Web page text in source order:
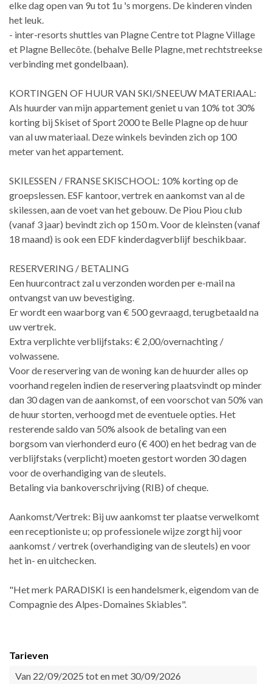
elke dag open van 9u tot 1u 's morgens. De kinderen vinden
het leuk.
- inter-resorts shuttles van Plagne Centre tot Plagne Village
et Plagne Bellecôte. (behalve Belle Plagne, met rechtstreekse
verbinding met gondelbaan).
KORTINGEN OF HUUR VAN SKI/SNEEUW MATERIAAL:
Als huurder van mijn appartement geniet u van 10% tot 30%
korting bij Skiset of Sport 2000 te Belle Plagne op de huur
van al uw materiaal. Deze winkels bevinden zich op 100
meter van het appartement.
SKILESSEN / FRANSE SKISCHOOL: 10% korting op de
groepslessen. ESF kantoor, vertrek en aankomst van al de
skilessen, aan de voet van het gebouw. De Piou Piou club
(vanaf 3 jaar) bevindt zich op 150 m. Voor de kleinsten (vanaf
18 maand) is ook een EDF kinderdagverblijf beschikbaar.
RESERVERING / BETALING
Een huurcontract zal u verzonden worden per e-mail na
ontvangst van uw bevestiging.
Er wordt een waarborg van € 500 gevraagd, terugbetaald na
uw vertrek.
Extra verplichte verblijfstaks: € 2,00/overnachting /
volwassene.
Voor de reservering van de woning kan de huurder alles op
voorhand regelen indien de reservering plaatsvindt op minder
dan 30 dagen van de aankomst, of een voorschot van 50% van
de huur storten, verhoogd met de eventuele opties. Het
resterende saldo van 50% alsook de betaling van een
borgsom van vierhonderd euro (€ 400) en het bedrag van de
verblijfstaks (verplicht) moeten gestort worden 30 dagen
voor de overhandiging van de sleutels.
Betaling via bankoverschrijving (RIB) of cheque.
Aankomst/Vertrek: Bij uw aankomst ter plaatse verwelkomt
een receptioniste u; op professionele wijze zorgt hij voor
aankomst / vertrek (overhandiging van de sleutels) en voor
het in- en uitchecken.
"Het merk PARADISKI is een handelsmerk, eigendom van de
Compagnie des Alpes-Domaines Skiables".
Tarieven
Van 22/09/2025 tot en met 30/09/2026